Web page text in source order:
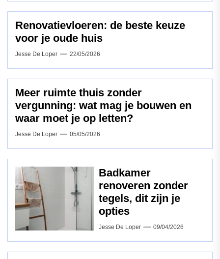
Renovatievloeren: de beste keuze
voor je oude huis
Jesse De Loper 22/05/2026
Meer ruimte thuis zonder
vergunning: wat mag je bouwen en
waar moet je op letten?
Jesse De Loper 05/05/2026
Badkamer
renoveren zonder
tegels, dit zijn je
opties
Jesse De Loper 09/04/2026